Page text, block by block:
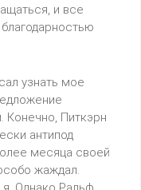
и все
узнать мое
Конечно, Питкэрн
антипод
месяца своей
жаждал.